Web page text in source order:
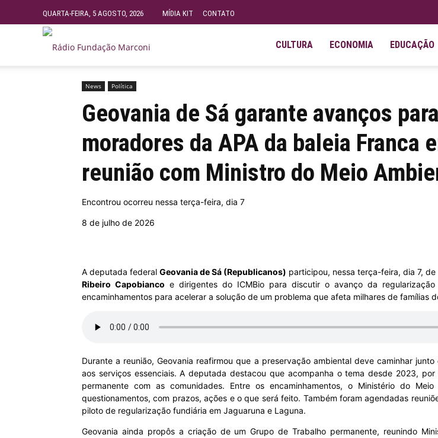
QUARTA-FEIRA, 5 AGOSTO, 2026 MÍDIA KIT CONTATO
–
MHZ
CULTURA ECONOMIA EDUCAÇÃO
Início News
News Política
Geovania de Sá garante avanços para
moradores da APA da baleia Franca
reunião com Ministro do Meio
Encontrou ocorreu nessa terça-feira, dia 7
8 de julho de 2026
A deputada federal Geovania de Sá (Republicanos) participou, nessa terça-feira, dia 7,
Ribeiro Capobianco e dirigentes do ICMBio para discutir o avanço da
encaminhamentos para acelerar a solução de um problema que afeta milhares de famílias
Durante a reunião, Geovania reafirmou que a preservação ambiental deve caminhar
aos serviços essenciais. A deputada destacou que acompanha o tema desde 2023,
permanente com as comunidades. Entre os encaminhamentos, o Ministério do
questionamentos, com prazos, ações e o que será feito. Também foram agendadas
piloto de regularização fundiária em Jaguaruna e Laguna.
Geovania ainda propôs a criação de um Grupo de Trabalho permanente, reunindo